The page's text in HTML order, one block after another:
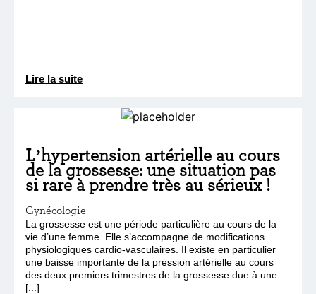
Lire la suite
L’hypertension artérielle au cours
de la grossesse: une situation pas
si rare à prendre très au sérieux !
Gynécologie
La grossesse est une période particulière au cours de la
vie d’une femme. Elle s’accompagne de modifications
physiologiques cardio-vasculaires. Il existe en particulier
une baisse importante de la pression artérielle au cours
des deux premiers trimestres de la grossesse due à une
[...]